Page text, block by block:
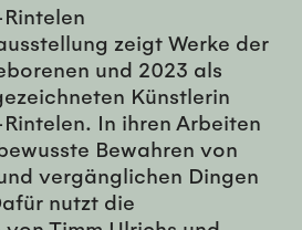
zeigt Werke der
und 2023 als
Künstlerin
In ihren Arbeiten
Bewahren von
vergänglichen Dingen
nutzt die